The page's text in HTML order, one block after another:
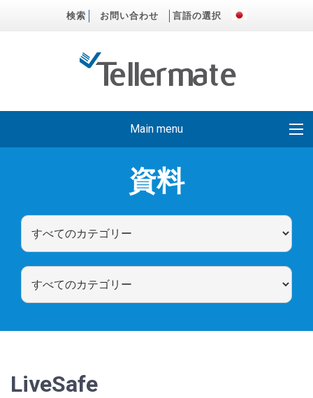
検索 お問い合わせ 言語の選択
Main menu
資料
LiveSafe